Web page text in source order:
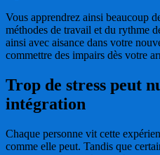
Vous apprendrez ainsi beaucoup
méthodes de travail et du rythme
ainsi avec aisance dans votre
commettre des impairs dès votre
Trop de stress peut
intégration
Chaque personne vit cette
comme elle peut. Tandis que